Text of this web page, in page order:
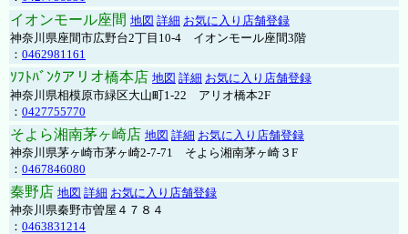
イオンモール座間 地図 詳細 お気に入り店舗登録
神奈川県座間市広野台2丁目10-4 イオンモール座間3階
： 0462981161
ｿﾌﾄﾊﾞﾝｸアリオ橋本店 地図 詳細 お気に入り店舗登録
神奈川県相模原市緑区大山町1-22 アリオ橋本2F
： 0427755770
そよら湘南茅ヶ崎店 地図 詳細 お気に入り店舗登録
神奈川県茅ヶ崎市茅ヶ崎2‐7‐71 そよら湘南茅ヶ崎３F
： 0467846080
秦野店 地図 詳細 お気に入り店舗登録
神奈川県秦野市曽屋４７８４
： 0463831214